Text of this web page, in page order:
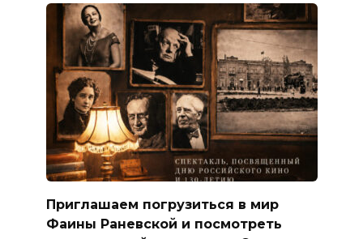
Приглашаем погрузиться в мир
Фаины Раневской и посмотреть